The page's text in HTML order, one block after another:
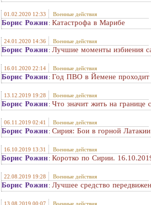
01.02.2020 12:33 Военные действия
Борис Рожин: Катастрофа в Марибе
24.01.2020 14:36 Военные действия
Борис Рожин: Лучшие моменты избиения
16.01.2020 22:14 Военные действия
Борис Рожин: Год ПВО в Йемене проходит
13.12.2019 19:28 Военные действия
Борис Рожин: Что значит жить на границе
06.11.2019 02:41 Военные действия
Борис Рожин: Сирия: Бои в горной Латакии
16.10.2019 13:31 Военные действия
Борис Рожин: Коротко по Сирии.
22.08.2019 19:28 Военные действия
Борис Рожин: Лучшее средство
13.08.2019 00:07 Военные действия